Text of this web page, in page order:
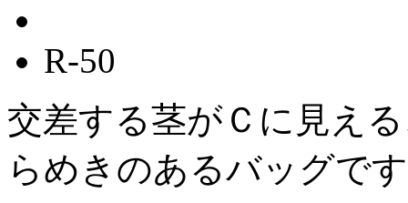
R-50
交差する茎がＣに見え
らめきのあるバッグで